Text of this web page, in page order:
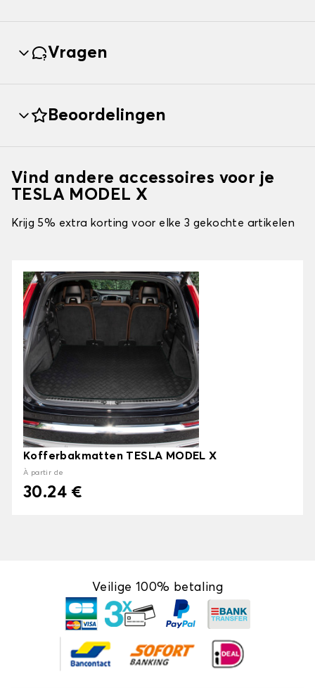
Vragen
Beoordelingen
Vind andere accessoires voor je
TESLA MODEL X
Krijg 5% extra korting voor elke 3 gekochte artikelen
Kofferbakmatten TESLA MODEL X
À partir de
30.24 €
Veilige 100% betaling